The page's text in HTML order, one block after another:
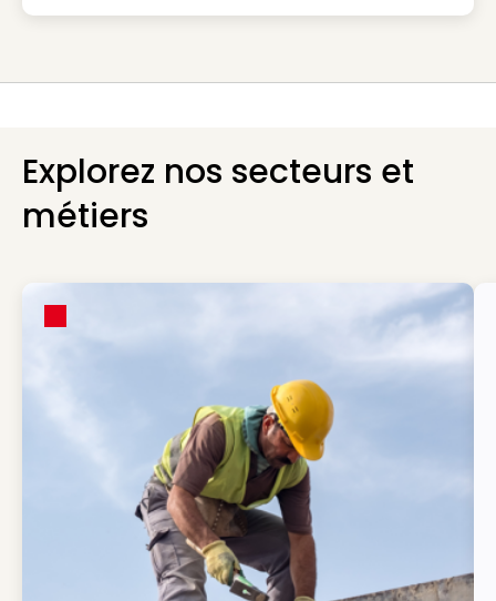
Explorez nos secteurs et
métiers